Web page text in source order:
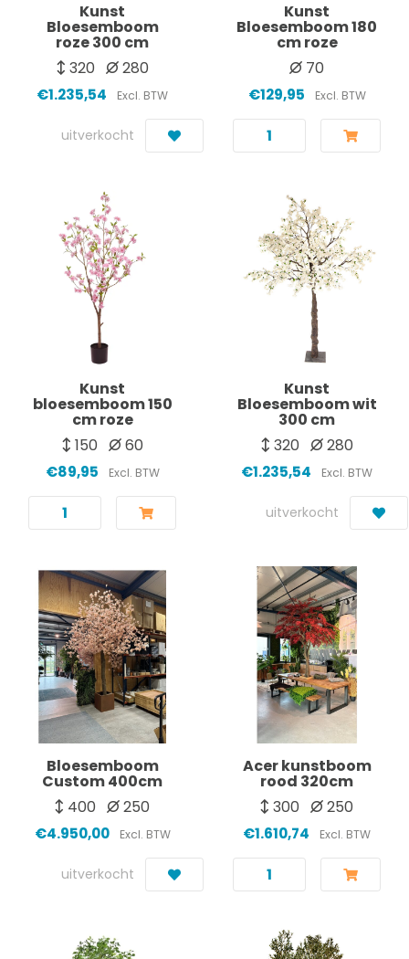
Kunst
Bloesemboom
roze 300 cm
320
280
€1.235,54 Excl. BTW
uitverkocht
Kunst
Bloesemboom 180
cm roze
70
€129,95 Excl. BTW
Kunst
bloesemboom 150
cm roze
150
60
€89,95 Excl. BTW
Kunst
Bloesemboom wit
300 cm
320
280
€1.235,54 Excl. BTW
uitverkocht
Bloesemboom
Custom 400cm
400
250
€4.950,00 Excl. BTW
uitverkocht
Acer kunstboom
rood 320cm
300
250
€1.610,74 Excl. BTW